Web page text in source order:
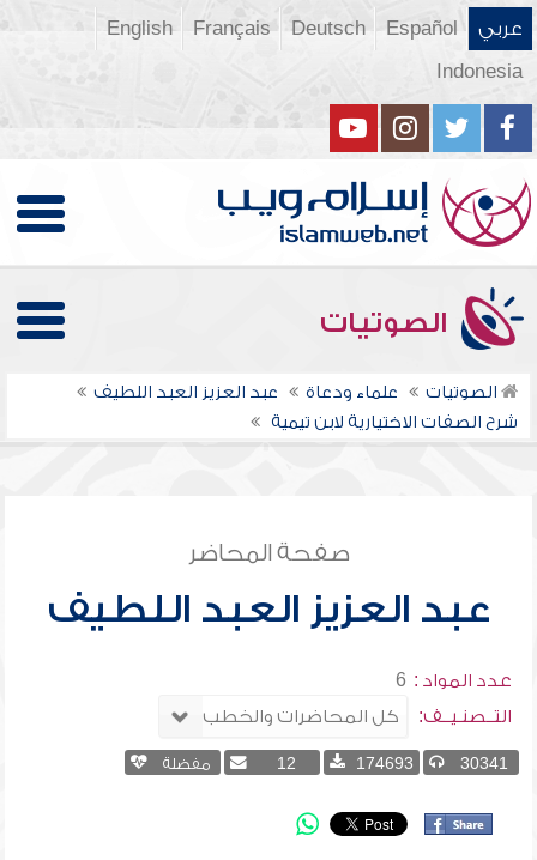
عربي Español
Deutsch
Français
English
Indonesia
الصوتيات
الصوتيات علماء ودعاة
عبد العزيز العبد اللطيف
شرح الصفات الاختيارية لابن تيمية
صفحة المحاضر
عبد العزيز العبد اللطيف
عدد المواد : 6
التــصنـيــف:
30341
174693
12 مفضلة